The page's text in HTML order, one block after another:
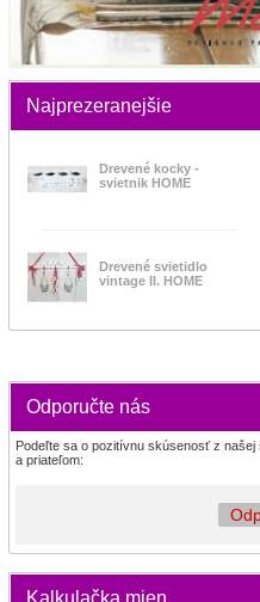
Najprezeranejšie
Drevené kocky -
svietnik HOME
Drevené svietidlo
vintage II. HOME
Odporučte nás
Podeľte sa o pozitívnu skúsenosť z
a priateľom: